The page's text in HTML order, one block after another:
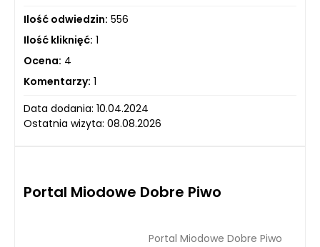
Ilość odwiedzin: 556
Ilość kliknięć: 1
Ocena: 4
Komentarzy: 1
Data dodania: 10.04.2024
Ostatnia wizyta: 08.08.2026
Portal Miodowe Dobre Piwo
Portal Miodowe Dobre Piwo